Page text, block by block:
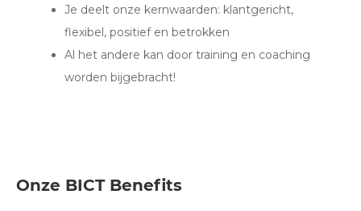
Je deelt onze kernwaarden: klantgericht,
flexibel, positief en betrokken
Al het andere kan door training en coaching
worden bijgebracht!
Onze BICT Benefits